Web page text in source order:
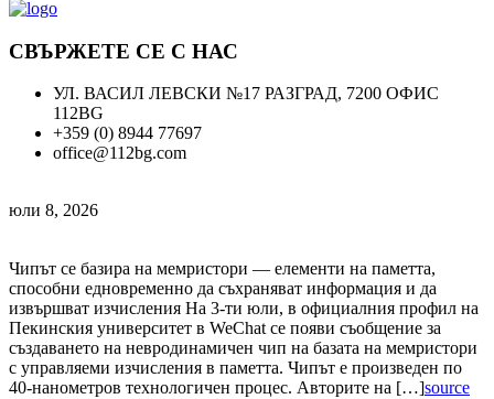
СВЪРЖЕТЕ СЕ С НАС
УЛ. ВАСИЛ ЛЕВСКИ №17 РАЗГРАД, 7200 ОФИС
112BG
+359 (0) 8944 77697
office@112bg.com
юли 8, 2026
Чипът се базира на мемристори — елементи на паметта,
способни едновременно да съхраняват информация и да
извършват изчисления На 3-ти юли, в официалния профил на
Пекинския университет в WeChat се появи съобщение за
създаването на невродинамичен чип на базата на мемристори
с управляеми изчисления в паметта. Чипът е произведен по
40-нанометров технологичен процес. Авторите на […]source